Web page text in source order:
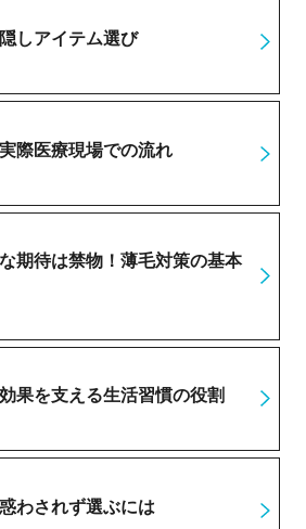
しアイテム選び
際医療現場での流れ
期待は禁物！薄毛対策の基本
果を支える生活習慣の役割
わされず選ぶには